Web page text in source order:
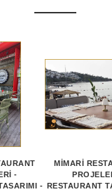
-
-
MİMARİ
RESTAURANT